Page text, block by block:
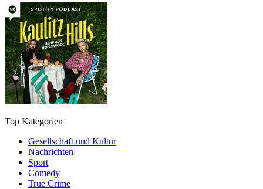
Top Kategorien
Gesellschaft und Kultur
Nachrichten
Sport
Comedy
True Crime